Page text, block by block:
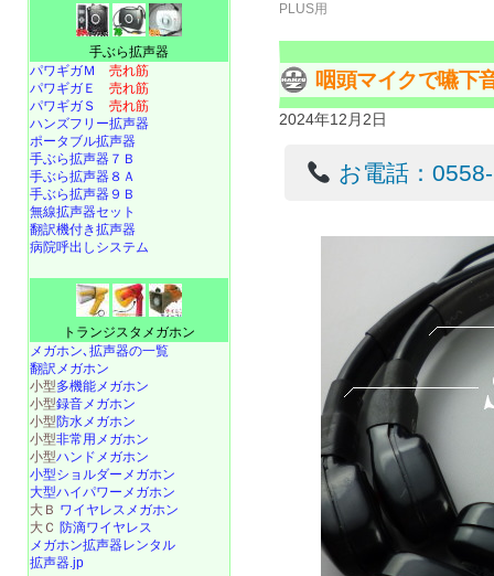
PLUS用
咽頭マイクで嚥下
2024年12月2日
お電話：
手ぶら拡声器
パワギガＭ 売れ筋
パワギガＥ 売れ筋
パワギガＳ 売れ筋
ハンズフリー拡声器
ポータブル拡声器
手ぶら拡声器７Ｂ
手ぶら拡声器８Ａ
手ぶら拡声器９Ｂ
無線拡声器セット
翻訳機付き拡声器
病院呼出しシステム
トランジスタメガホン
メガホン､拡声器の一覧
翻訳メガホン
小型多機能メガホン
小型録音メガホン
小型防水メガホン
小型非常用メガホン
小型ハンドメガホン
小型ショルダーメガホン
大型ハイパワーメガホン
大Ｂ ワイヤレスメガホン
大Ｃ 防滴ワイヤレス
メガホン拡声器レンタル
拡声器.jp